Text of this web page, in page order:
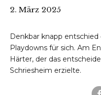
2. März 2025
Denkbar knapp
Playdowns für sich. Am
Härter, der das
Schriesheim erzielte.